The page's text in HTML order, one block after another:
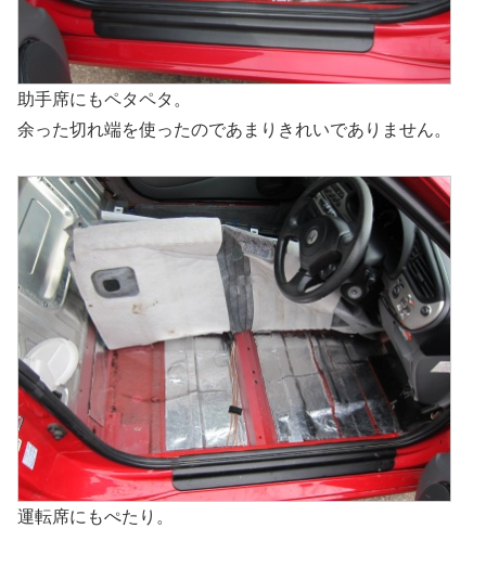
助手席にもペタペタ。
余った切れ端を使ったのであまりきれいでありません。
運転席にもぺたり。